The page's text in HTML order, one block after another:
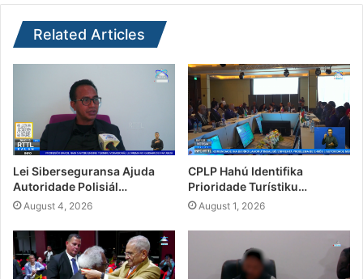
Related Articles
Lei Siberseguransa Ajuda
Autoridade Polisiál…
August 4, 2026
CPLP Hahú Identifika
Prioridade Turístiku…
August 1, 2026